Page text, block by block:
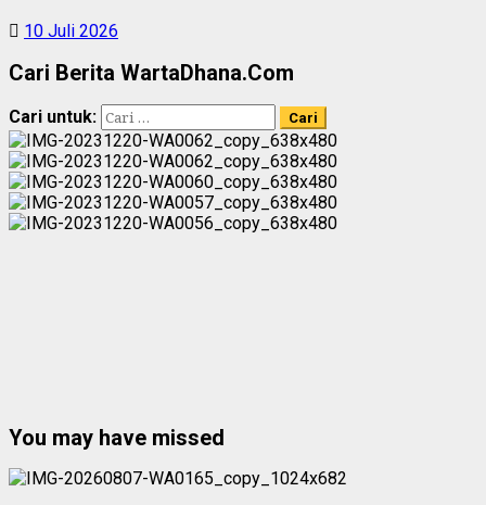
10 Juli 2026
Cari Berita WartaDhana.Com
Cari untuk:
You may have missed